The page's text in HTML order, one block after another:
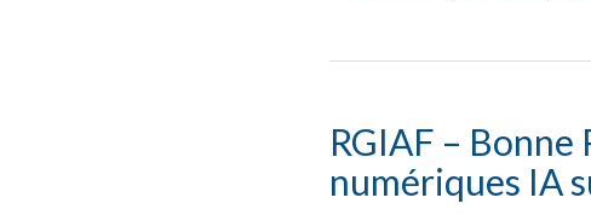
RGIAF –
numériques IA